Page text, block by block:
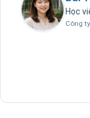
Học
Công